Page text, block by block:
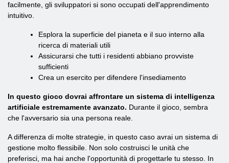
facilmente, gli sviluppatori si sono occupati dell'apprendimento
intuitivo.
Esplora la superficie del pianeta e il suo interno alla
ricerca di materiali utili
Assicurarsi che tutti i residenti abbiano provviste
sufficienti
Crea un esercito per difendere l'insediamento
In questo gioco dovrai affrontare un sistema di intelligenza
artificiale estremamente avanzato. Durante il gioco, sembra
che l'avversario sia una persona reale.
A differenza di molte strategie, in questo caso avrai un sistema di
gestione molto flessibile. Non solo costruisci le unità che
preferisci, ma hai anche l'opportunità di progettarle tu stesso. In